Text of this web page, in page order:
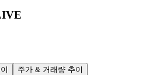
주가 & 거래량 추이